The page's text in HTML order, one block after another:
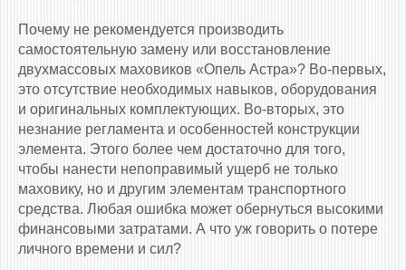
Почему не рекомендуется производить
самостоятельную замену или восстановление
двухмассовых маховиков «Опель Астра»? Во-первых,
это отсутствие необходимых навыков, оборудования
и оригинальных комплектующих. Во-вторых, это
незнание регламента и особенностей конструкции
элемента. Этого более чем достаточно для того,
чтобы нанести непоправимый ущерб не только
маховику, но и другим элементам транспортного
средства. Любая ошибка может обернуться высокими
финансовыми затратами. А что уж говорить о потере
личного времени и сил?